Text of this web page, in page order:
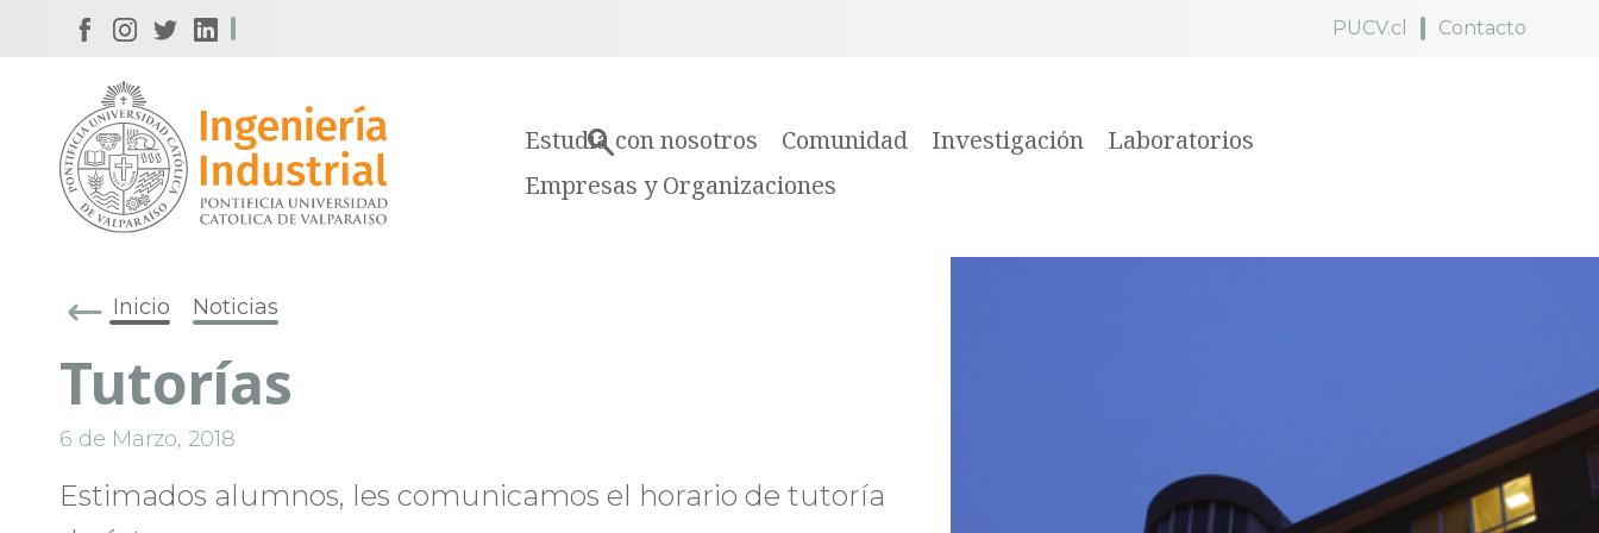
PUCV.cl Contacto
Estudia con nosotros Comunidad Investigación
Laboratorios
Empresas y Organizaciones
Inicio Noticias
Tutorías
6 de Marzo, 2018
Estimados alumnos, les comunicamos el horario de tutoría